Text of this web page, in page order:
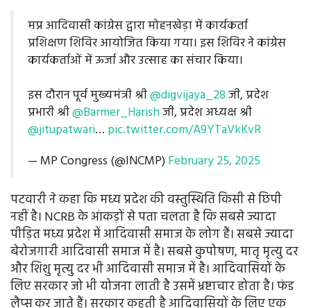
मप्र आदिवासी कांग्रेस द्वारा मोहनखेड़ा में कार्यकर्ता
प्रशिक्षण शिविर आयोजित किया गया। इस शिविर ने कांग्रेस
कार्यकर्ताओं में ऊर्जा और उत्साह का संचार किया।
इस दौरान पूर्व मुख्यमंत्री श्री@digvijaya_28जी, प्रदेश
प्रभारी श्री@Barmer_Harishजी, प्रदेश अध्यक्ष श्री
@jitupatwari… pic.twitter.com/A9YTaVkKvR
— MP Congress (@INCMP) February 25, 2025
पटवारी ने कहा कि मध्य प्रदेश की वस्तुस्थिति किसी से छिपी
नहीं है। NCRB के आंकड़ों से पता चलता है कि सबसे ज्यादा
पीड़ित मध्य प्रदेश में आदिवासी समाज के लोग हैं। सबसे ज्यादा
बेरोजगारी आदिवासी समाज में है। सबसे कुपोषण, मातृ मृत्यु दर
और शिशु मृत्यु दर भी आदिवासी समाज में है। आदिवासियों के
लिए सरकार जो भी योजना लाती है उसमें भ्रष्टाचार होता है। फंड